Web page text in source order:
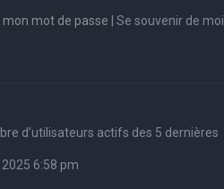
mon mot de passe Se souvenir de moi
d’utilisateurs actifs des 5 dernières
2025 6:58 pm